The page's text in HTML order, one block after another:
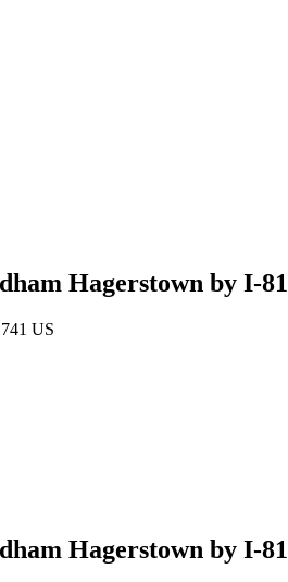
Hagerstown by I-81
US
Hagerstown by I-81